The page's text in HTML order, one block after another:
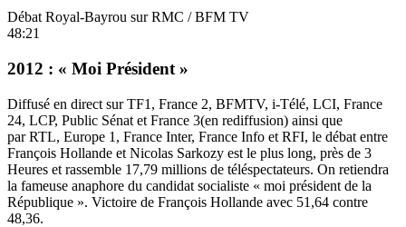
Débat Royal-Bayrou sur RMC / BFM TV
48:21
2012 : « Moi Président »
Diffusé en direct sur TF1, France 2, BFMTV, i-Télé, LCI, France
24, LCP, Public Sénat et France 3(en rediffusion) ainsi que
par RTL, Europe 1, France Inter, France Info et RFI, le débat entre
François Hollande et Nicolas Sarkozy est le plus long, près de 3
Heures et rassemble 17,79 millions de téléspectateurs. On retiendra
la fameuse anaphore du candidat socialiste « moi président de la
République ». Victoire de François Hollande avec 51,64 contre
48,36.